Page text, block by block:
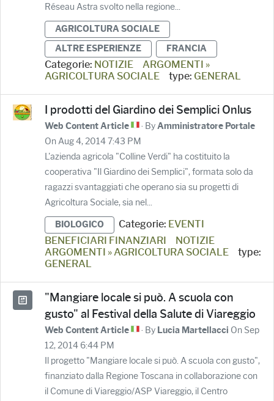
Réseau Astra svolto nella regione...
AGRICOLTURA SOCIALE
ALTRE ESPERIENZE
FRANCIA
Categorie: NOTIZIE
ARGOMENTI »
AGRICOLTURA SOCIALE
type: GENERAL
I prodotti del Giardino dei Semplici Onlus
Web Content Article · ByAmministratore Portale
On Aug 4, 2014 7:43 PM
L'azienda agricola "Colline Verdi" ha costituito la
cooperativa "Il Giardino dei Semplici", formata solo da
ragazzi svantaggiati che operano sia su progetti di
Agricoltura Sociale, sia nel...
BIOLOGICO Categorie: EVENTI
BENEFICIARI FINANZIARI
NOTIZIE
ARGOMENTI » AGRICOLTURA SOCIALE
type:
GENERAL
"Mangiare locale si può. A scuola con
gusto" al Festival della Salute di Viareggio
Web Content Article · By Lucia Martellacci On Sep
12, 2014 6:44 PM
Il progetto "Mangiare locale si può. A scuola con gusto",
finanziato dalla Regione Toscana in collaborazione con
il Comune di Viareggio/ASP Viareggio, il Centro